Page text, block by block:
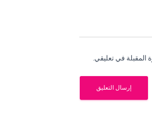
المقبلة في تعليقي.